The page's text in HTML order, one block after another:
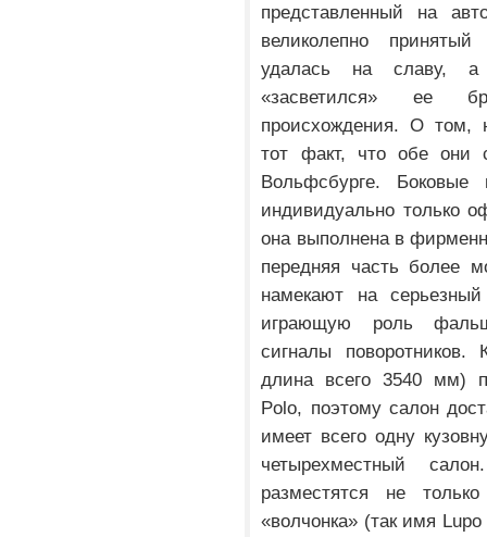
представленный на
великолепно
удалась на славу, а
«засветился» ее
происхождения. О том,
тот факт, что обе они
Вольфсбурге.
индивидуально только
она выполнена в
передняя часть более
намекают на
играющую роль
сигналы поворотников.
длина всего 3540 мм)
Polo, поэтому салон
имеет всего одну
четырехместный
разместятся не
«волчонка» (так имя